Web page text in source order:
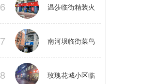
6 温莎临街精装火
系
7 南河坝临街菜鸟
8 玫瑰花城小区临